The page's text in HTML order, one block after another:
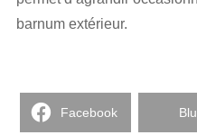
barnum extérieur.
Facebook